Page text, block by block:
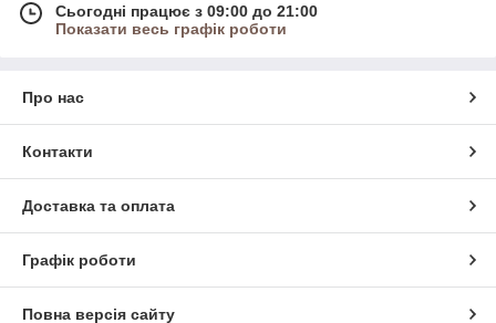
Сьогодні працює з 09:00 до 21:00
Показати весь графік роботи
Про нас
Контакти
Доставка та оплата
Графік роботи
Повна версія сайту